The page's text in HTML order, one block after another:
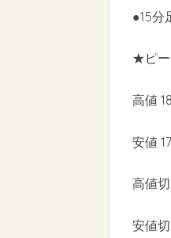
●15分
★ピー
高値
安値
高値
安値